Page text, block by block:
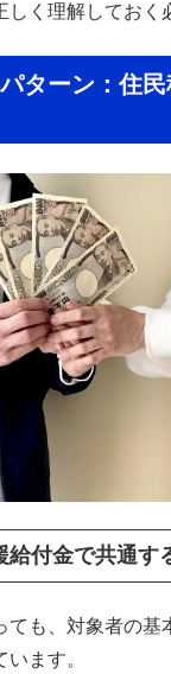
く理解しておく
ターン：住
給付金で共通す
も、対象者の基
ます。